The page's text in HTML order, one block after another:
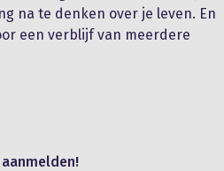
na te denken over je leven. En
een verblijf van meerdere